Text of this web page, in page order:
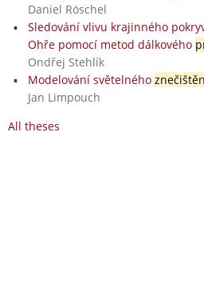
Daniel Röschel
Sledování vlivu krajinného
Ohře pomocí metod dálkového
Ondřej Stehlík
Modelování světelného
Jan Limpouch
All theses